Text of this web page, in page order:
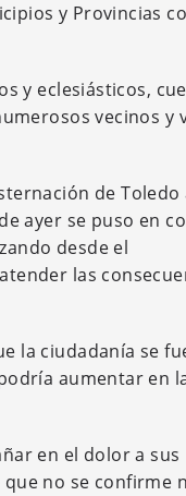
y Provincias
y eclesiásticos,
vecinos y
de
ayer se puso en
desde el
las
la ciudadanía se
aumentar en
en el dolor a sus
no se confirme